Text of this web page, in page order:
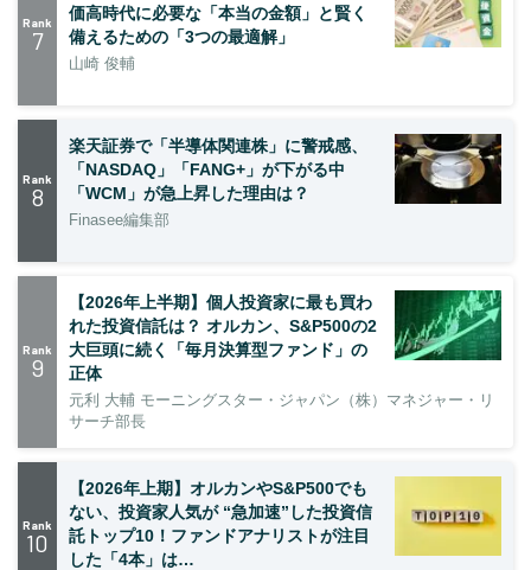
Rank
7
価高時代に必要な「本当の金額」と賢く
備えるための「3つの最適解」
山崎 俊輔
Rank
8
楽天証券で「半導体関連株」に警戒感、
「NASDAQ」「FANG+」が下がる中
「WCM」が急上昇した理由は？
Finasee編集部
Rank
9
【2026年上半期】個人投資家に最も買わ
れた投資信託は？ オルカン、S&P500の2
大巨頭に続く「毎月決算型ファンド」の
正体
元利 大輔 モーニングスター・ジャパン（株）マネジャー・リ
サーチ部長
Rank
10
【2026年上期】オルカンやS&P500でも
ない、投資家人気が “急加速”した投資信
託トップ10！ファンドアナリストが注目
した「4本」は…